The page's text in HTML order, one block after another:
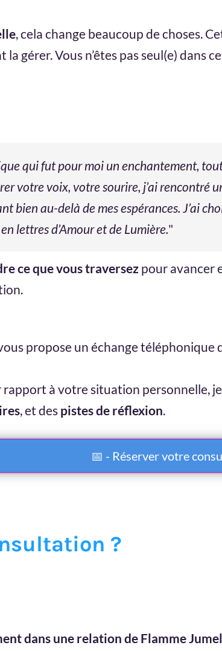
, cela change beaucoup de choses.
gérer. Vous n’êtes pas seul(e) dans
qui fut pour moi un enchantement, tout
votre voix, votre sourire, j’ai rencontré
bien au-delà de mes espérances. J’ai
lettres d’Amour et de Lumière."
ce que vous traversez pour avancer
propose un échange téléphonique
rapport à votre situation personnelle,
, et des pistes de réflexion.
📅 - Réserver votre
?
dans une relation de Flamme